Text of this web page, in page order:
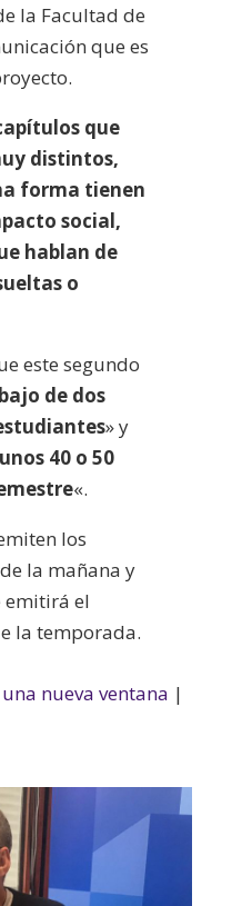
la Facultad de
que es
que
distintos,
forma tienen
social,
hablan de
o
este segundo
de dos
» y
unos 40 o 50
«.
los
la mañana y
emitirá el
la temporada.
nueva ventana |